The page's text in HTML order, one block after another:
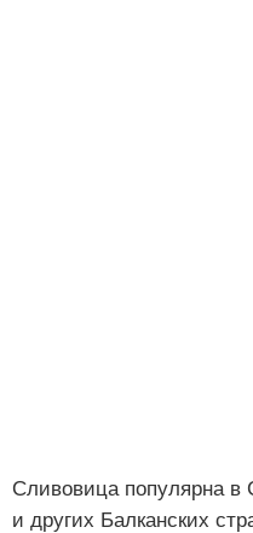
Сливовица популярна в
и других Балканских